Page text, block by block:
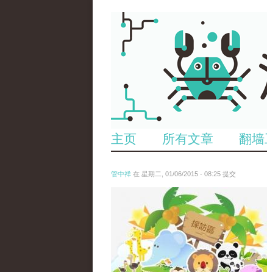
主页 所有文章 翻
管中祥 在 星期二, 01/06/2015 - 08:25 提交